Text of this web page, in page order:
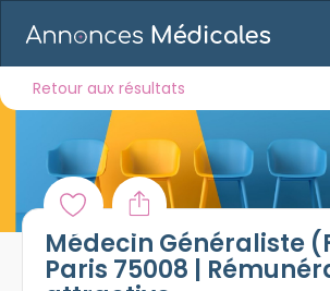
Mot de
Retour aux résultats
Médecin Généraliste
Paris 75008 |